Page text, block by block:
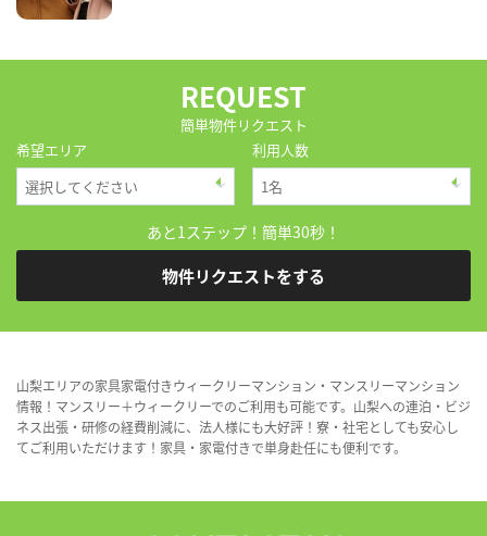
REQUEST
簡単物件リクエスト
希望エリア
利用人数
あと1ステップ！簡単30秒！
物件リクエストをする
山梨エリアの家具家電付きウィークリーマンション・マンスリーマンション
情報！マンスリー＋ウィークリーでのご利用も可能です。山梨への連泊・ビジ
ネス出張・研修の経費削減に、法人様にも大好評！寮・社宅としても安心し
てご利用いただけます！家具・家電付きで単身赴任にも便利です。